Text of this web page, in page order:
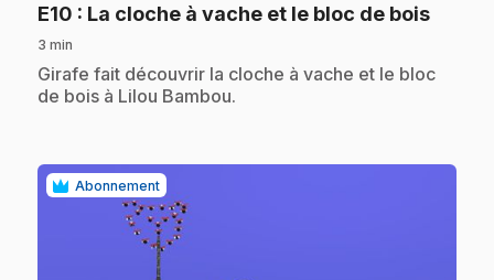
E10 : La cloche à vache et le bloc de bois.
3 min
.Girafe fait découvrir la cloche à vache et le bloc
de bois à Lilou Bambou.
Abonnement